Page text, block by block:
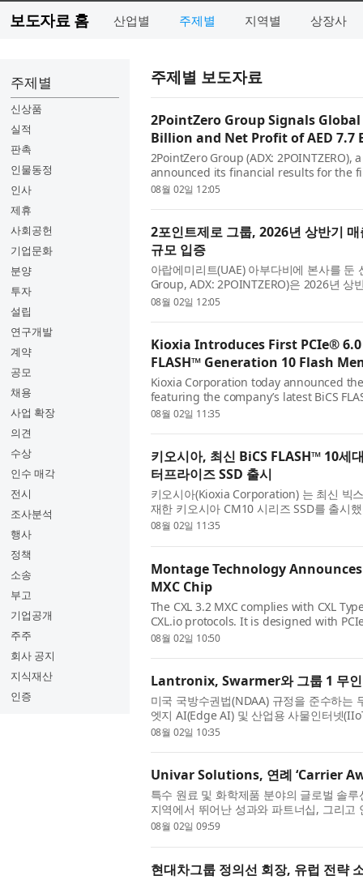
보도자료 홈 산업별 주제별 지역별 상장사
주제별
신상품
실적
판촉
인물동정
인사
제휴
사회공헌
기업문화
분양
투자
설립
연구개발
계약
공모
채용
사업 확장
의견
수상
인수 매각
전시
조사분석
행사
정책
소송
부고
기업공개
주주
회사 공지
지식재산
인증
주제별 보도자료
2PointZero Group Signals
Billion and Net Profit of AED 7.7
2PointZero Group (ADX:
announced its financial results for the
and delivering a Group Net Profit of
08월 02일 12:05
2포인트제로 그룹, 2026년 상반기
규모 입증
아랍에미리트(UAE) 아부다비에 본사를
Group, ADX: 2POINTZERO)은 2026년
77억AED를 기록했다고 밝혔다. 이러한
08월 02일 12:05
Kioxia Introduces First PCIe®
FLASH™ Generation 10 Flash
Kioxia Corporation today announced
featuring the company’s latest BiCS
demanding enterprise and AI
08월 02일 11:35
키오시아, 최신 BiCS FLASH™ 10세
터프라이즈 SSD 출시
키오시아(Kioxia Corporation) 는 최신 빅
재한 키오시아 CM10 시리즈 SSD를 출시
라이즈 및 AI 워크로드를 위해 설계된 이
08월 02일 11:35
Montage Technology
MXC Chip
The CXL 3.2 MXC complies with CXL
CXL.io protocols. It is designed with
transfer rates of up to 64 GT/s. The
08월 02일 10:50
Lantronix, Swarmer와 그룹 1 무인
미국 국방수권법(NDAA) 규정을 준수하는
엣지 AI(Edge AI) 및 산업용 사물인터넷
닥: LTRX)는 2024년 4월 이후 우크라이나
08월 02일 10:35
Univar Solutions, 연례 ‘Carrier
특수 원료 및 화학제품 분야의 글로벌 솔
지역에서 뛰어난 성과와 파트너십, 그리
너를 선정하는 연례 ‘Carrier Awards’ 수
08월 02일 09:59
현대차그룹 정의선 회장, 유럽 전략